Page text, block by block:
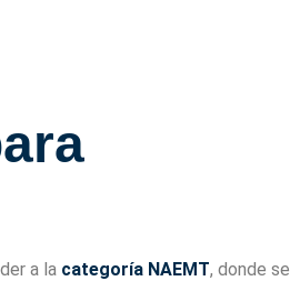
a la categoría NAEMT, donde se